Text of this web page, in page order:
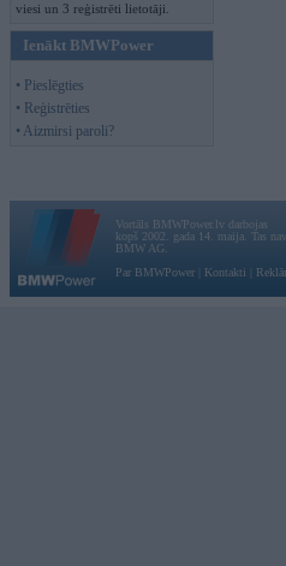
viesi un 3 reģistrēti lietotāji.
Ienākt BMWPower
• Pieslēgties
• Reģistrēties
• Aizmirsi paroli?
Vortāls BMWPower.lv darbojas
kopš 2002. gada 14. maija. Tas
BMW AG.
Par BMWPower
Kontakti